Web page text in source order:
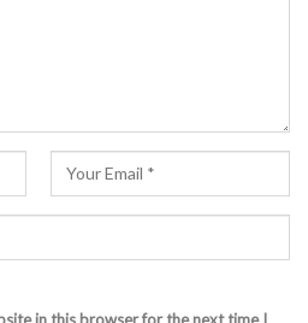
in this browser for the next time I